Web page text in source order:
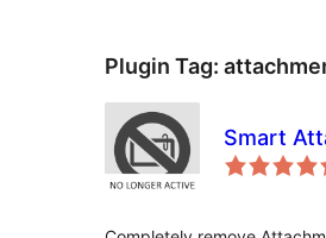
Plugin Tag:
Smart